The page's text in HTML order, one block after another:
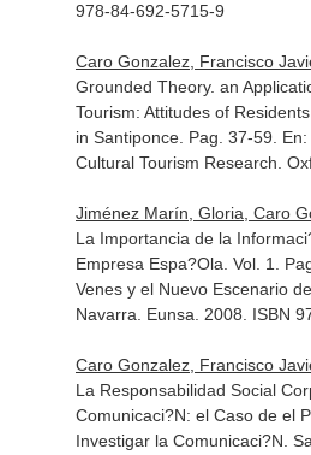
978-84-692-5715-9
Caro Gonzalez, Francisco
Grounded Theory. an
Tourism: Attitudes of
in Santiponce. Pag. 37-59.
Cultural Tourism Research .
Jiménez Marín, Gloria, Caro
La Importancia de la
Empresa Espa?Ola. Vol. 1.
Venes y el Nuevo Escenario
Navarra. Eunsa. 2008. ISBN
Caro Gonzalez, Francisco
La Responsabilidad Social
Comunicaci?N: el Caso de el
Investigar la Comunicaci?N .